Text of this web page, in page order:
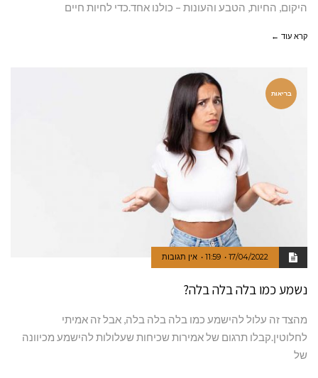
היקום, החיות, הטבע והעונות – כולנו אחד.כדי לחיות חיים
קרא עוד ←
בריאות
17/04/2022
11:59 אין תגובות
נשמע כמו בלה בלה בלה?
מהצד זה עלול להישמע כמו בלה בלה בלה, אבל זה אמיתי
לחלוטין.קבלו תרגום של אמירות שכיחות שעלולות להישמע מכיוונה
של